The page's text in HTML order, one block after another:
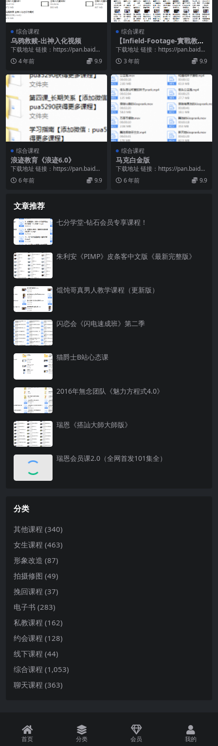
综合课程
乌鸦救赎-出神入化视频
下载地址 链接：https://pan.baidu.
com/s/1Etr3Fcu...
4 年前 9.9
综合课程
【Infield-Footage-實戰教
學】-搭訕大師TV
下载地址 链接：https://pan.baidu.
com/s/1775HTFo...
3 年前 9.9
综合课程
浪迹教育《浪迹6.0》
下载地址 链接：https://pan.baidu.
com/s/1BWchlXC...
6 年前 9.9
综合课程
马克白金版
下载地址 链接：https://pan.baidu.
com/s/1bDlNZGD...
6 年前 9.9
文章推荐
七分学堂-钻石会员专享课程！
朱利安《PIMP》皮条客中文版《最新完整版》
馄饨哥真男人教学课程（更新版）
闪恋会《闪电速成班》第二季
猫爵士B站心态课
2016年無念团队《魅力方程式4.0》
瑞恩《搭訕大師大師版》
瑞恩会员课2.0（全网首发101集全）
分类
其他课程 (340)
女生课程 (463)
形象改造 (87)
拍摄修图 (49)
挽回课程 (37)
电子书 (283)
私教课程 (162)
约会课程 (128)
线下课程 (44)
综合课程 (1,053)
聊天课程 (363)
首页 分类 会员 我的